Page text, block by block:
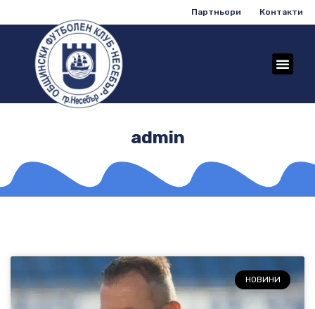
Партньори Контакти
admin
НОВИНИ